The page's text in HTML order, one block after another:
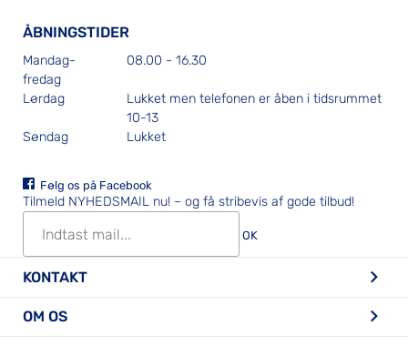
ÅBNINGSTIDER
Mandag-
fredag
08.00 - 16.30
Lørdag
Lukket men telefonen er åben i tidsrummet
10-13
Søndag
Lukket
Følg os på Facebook
Tilmeld NYHEDSMAIL nu! – og få stribevis af gode tilbud!
OK
KONTAKT
OM OS